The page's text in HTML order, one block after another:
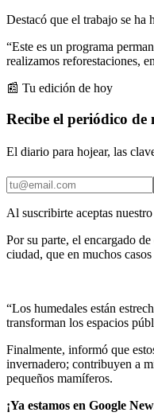
Destacó que el trabajo se ha
“Este es un programa
realizamos reforestaciones,
📰 Tu edición de hoy
Recibe el periódico
El diario para hojear, las
Al suscribirte aceptas nuestro
Por su parte, el encargado
ciudad, que en muchos
“Los humedales están
transforman los espacios
Finalmente, informó que
invernadero; contribuyen a
pequeños mamíferos.
¡Ya estamos en Google